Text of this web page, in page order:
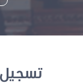
تسجيل